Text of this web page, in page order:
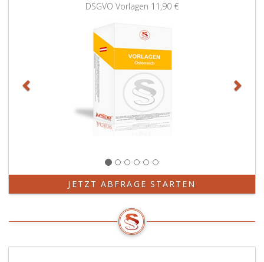
DSGVO Vorlagen 11,90 €
JETZT ABFRAGE STARTEN